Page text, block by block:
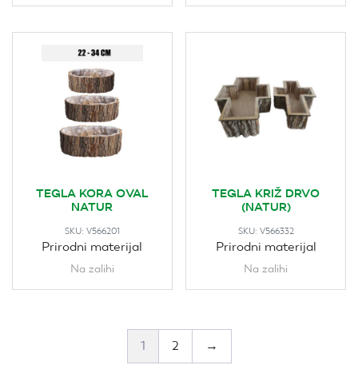
TEGLA KORA OVAL
NATUR
SKU: V566201
Prirodni materijal
Na zalihi
TEGLA KRIŽ DRVO
(NATUR)
SKU: V566332
Prirodni materijal
Na zalihi
1 2 →